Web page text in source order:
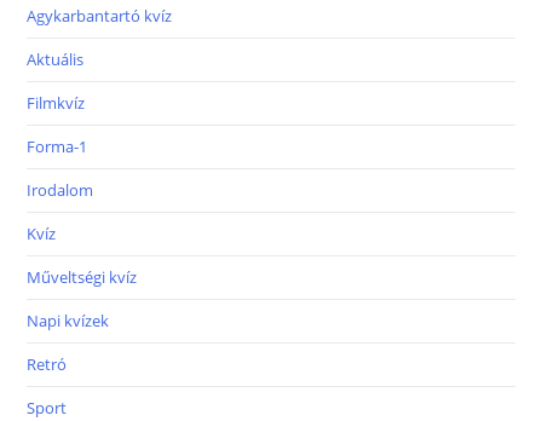
Agykarbantartó kvíz
Aktuális
Filmkvíz
Forma-1
Irodalom
Kvíz
Műveltségi kvíz
Napi kvízek
Retró
Sport